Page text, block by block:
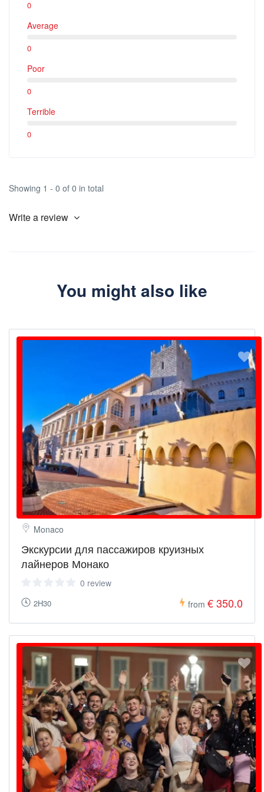
0
Average
0
Poor
0
Terrible
0
Showing 1 - 0 of 0 in total
Write a review
You might also like
Monaco
Экскурсии для пассажиров круизных
лайнеров Монако
0 review
2H30 from € 350.0